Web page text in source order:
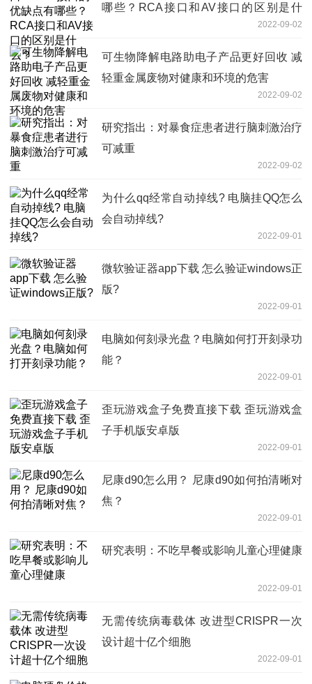
哪些？RCA接口和AV接口的区别是什
2022-09-02
可生物降解电路助电子产品更好回收 减
轻重金属废物对健康和环境的危害
2022-09-02
研究指出：对暴食症患者进行脑刺激治疗
可减重
2022-09-02
为什么qq经常自动掉线? 电脑挂QQ怎么
会自动掉线?
2022-09-01
微软验证器app下载 怎么验证windows正
版?
2022-09-01
电脑如何刻录光盘？电脑如何打开刻录功
能？
2022-09-01
歪玩游戏盒子免费直接下载 歪玩游戏盒
子手机版安卓版
2022-09-01
尼康d90怎么用？ 尼康d90如何拍清晰对
焦？
2022-09-01
研究表明：不吃早餐或影响儿童心理健康
2022-09-01
无需传统病毒载体 改进型CRISPR一次
设计超十亿个细胞
2022-09-01